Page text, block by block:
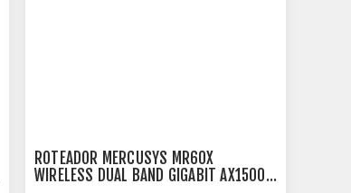
ROTEADOR MERCUSYS MR60X
WIRELESS DUAL BAND GIGABIT AX1500 -